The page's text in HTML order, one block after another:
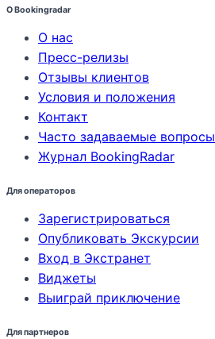
О Bookingradar
О нас
Пресс-релизы
Отзывы клиентов
Условия и положения
Контакт
Часто задаваемые вопросы
Журнал BookingRadar
Для операторов
Зарегистрироваться
Опубликовать Экскурсии
Вход в Экстранет
Виджеты
Выиграй приключение
Для партнеров